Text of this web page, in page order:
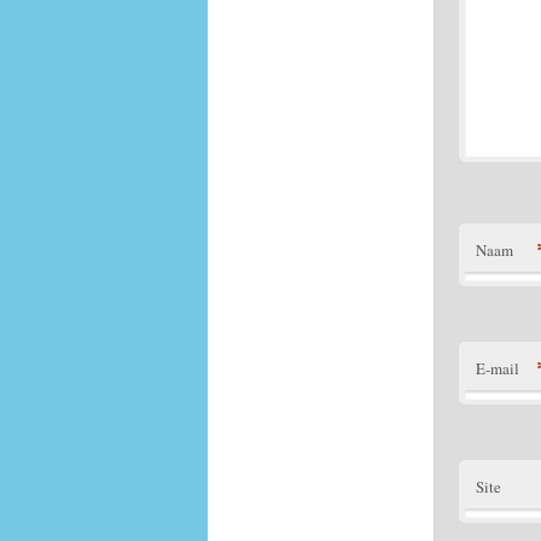
Naam
E-mail
Site